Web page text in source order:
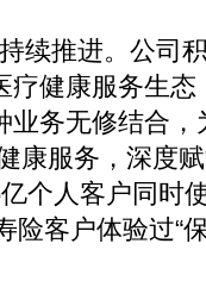
续推进。公司
疗健康服务生
业务无修结合
康服务，深度
个人客户同时
险客户体验过“